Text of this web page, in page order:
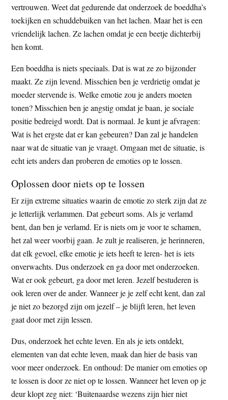
vertrouwen. Weet dat gedurende dat onderzoek de boeddha’s
toekijken en schuddebuiken van het lachen. Maar het is een
vriendelijk lachen. Ze lachen omdat je een beetje dichterbij
hen komt.
Een boeddha is niets speciaals. Dat is wat ze zo bijzonder
maakt. Ze zijn levend. Misschien ben je verdrietig omdat je
moeder stervende is. Welke emotie zou je anders moeten
tonen? Misschien ben je angstig omdat je baan, je sociale
positie bedreigd wordt. Dat is normaal. Je kunt je afvragen:
Wat is het ergste dat er kan gebeuren? Dan zal je handelen
naar wat de situatie van je vraagt. Omgaan met de situatie, is
echt iets anders dan proberen de emoties op te lossen.
Oplossen door niets op te lossen
Er zijn extreme situaties waarin de emotie zo sterk zijn dat ze
je letterlijk verlammen. Dat gebeurt soms. Als je verlamd
bent, dan ben je verlamd. Er is niets om je voor te schamen,
het zal weer voorbij gaan. Je zult je realiseren, je herinneren,
dat elk gevoel, elke emotie je iets heeft te leren- het is iets
onverwachts. Dus onderzoek en ga door met onderzoeken.
Wat er ook gebeurt, ga door met leren. Jezelf bestuderen is
ook leren over de ander. Wanneer je je zelf echt kent, dan zal
je niet zo bezorgd zijn om jezelf – je blijft leren, het leven
gaat door met zijn lessen.
Dus, onderzoek het echte leven. En als je iets ontdekt,
elementen van dat echte leven, maak dan hier de basis van
voor meer onderzoek. En onthoud: De manier om emoties op
te lossen is door ze niet op te lossen. Wanneer het leven op je
deur klopt zeg niet: ‘Buitenaardse wezens zijn hier niet